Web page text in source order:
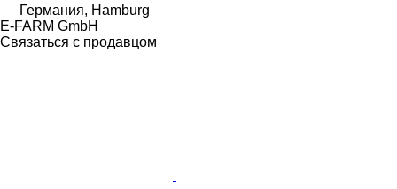
Германия, Hamburg
E-FARM GmbH
Связаться с продавцом